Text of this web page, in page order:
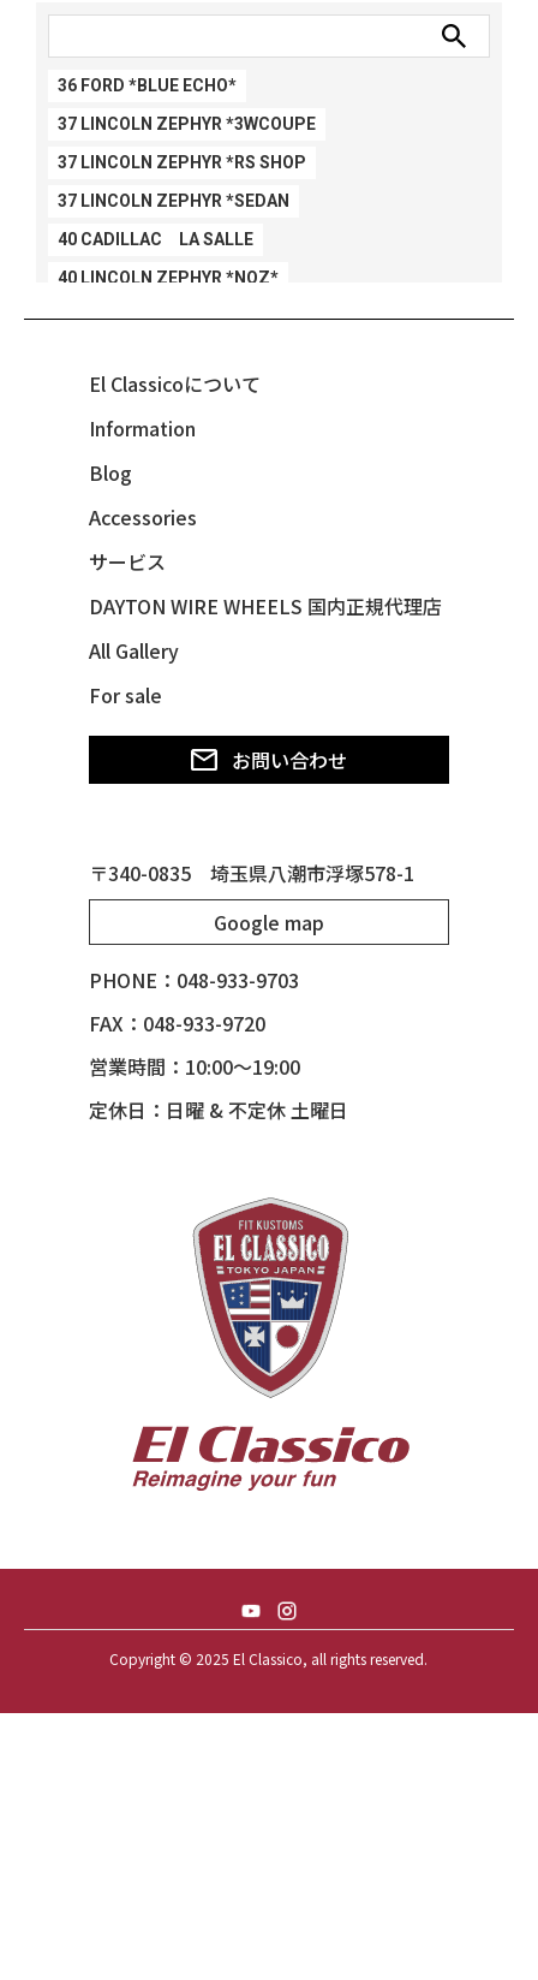
36 FORD *BLUE ECHO*
37 LINCOLN ZEPHYR *3WCOUPE
37 LINCOLN ZEPHYR *RS SHOP
37 LINCOLN ZEPHYR *SEDAN
40 CADILLAC LA SALLE
40 LINCOLN ZEPHYR *NOZ*
40 LINCOLN ZEPHYR *V12*
47 CHEVY FLEETMASTER CONV
48 CHEVY 3100 *Q-CHINCO
48 CHEVY FLEET AEROSEDAN
48 CHEVY FLEETMASTER CONV
49 MERCURY *MERC9*
50 CHEVY STYLE-LINE*BUBBLES
50 CHEVY SUBURBAN
51 MERCURY *ART MORRISON
53 CHEVY BEL-AIR
55 BUICK ROADMASTER
55 CHEVY HANDYMAN WAGON
56 BUICK SPECIAL * 565 *
56 CHEVY BEL-AIR * KOMO *
56 CHEVY BEL-AIR *SPARKLE 56
57 CHEVY BEL-AIR CONVERTIBLE
57 CHEVY NOMAD *ACID 57*
59 CADILLAC COUPE DEVILLE
59 CHEVY APACHE *アパ太郎
El Classicoについて
Information
Blog
Accessories
サービス
DAYTON WIRE WHEELS 国内正規代理店
All Gallery
For sale
お問い合わせ
〒340-0835 埼玉県八潮市浮塚578-1
Google map
PHONE：048-933-9703
FAX：048-933-9720
営業時間：10:00～19:00
定休日：日曜 & 不定休 土曜日
Copyright © 2025 El Classico, all rights reserved.️